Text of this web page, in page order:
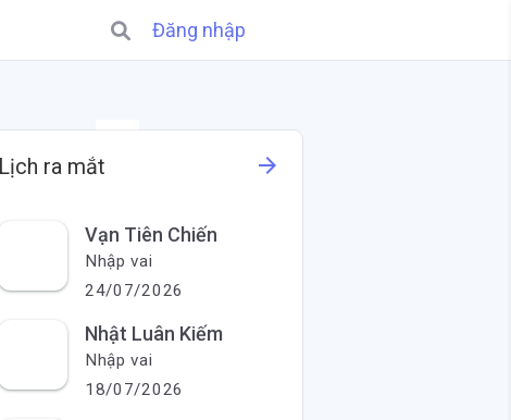
Đăng nhập
Lịch ra mắt arrow_forward
Vạn Tiên Chiến
Nhập vai
24/07/2026
Nhật Luân Kiếm
Nhập vai
18/07/2026